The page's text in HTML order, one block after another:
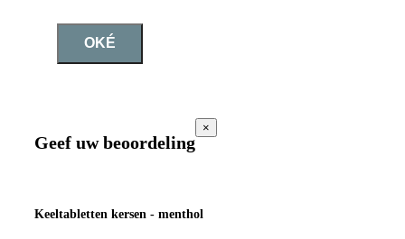
OKÉ
Geef uw beoordeling
×
Keeltabletten kersen - menthol